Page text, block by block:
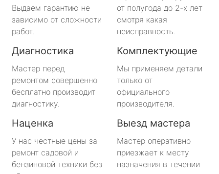
Выдаем гарантию не
зависимо от сложности
работ.
от полугода до 2-х лет
смотря какая
неисправность.
Диагностика
Мастер перед
ремонтом совершенно
бесплатно производит
диагностику.
Комплектующие
Мы применяем детали
только от
официального
производителя.
Наценка
У нас честные цены за
ремонт садовой и
бензиновой техники без
Выезд мастера
Мастер оперативно
приезжает к месту
назначения в течении